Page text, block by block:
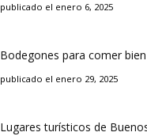
publicado el enero 6, 2025
Bodegones para comer
publicado el enero 29, 2025
Lugares turísticos de